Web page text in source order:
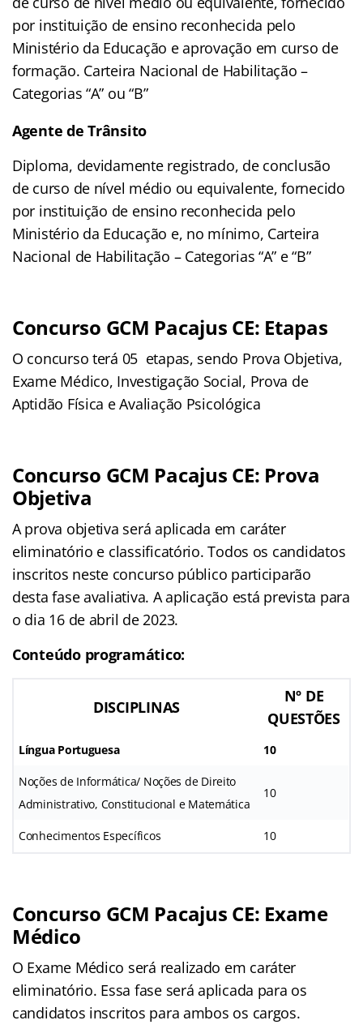
por instituição de ensino reconhecida pelo
Ministério da Educação e aprovação em curso de
formação. Carteira Nacional de Habilitação –
Categorias “A” ou “B”
Agente de Trânsito
Diploma, devidamente registrado, de conclusão
de curso de nível médio ou equivalente, fornecido
por instituição de ensino reconhecida pelo
Ministério da Educação e, no mínimo, Carteira
Nacional de Habilitação – Categorias “A” e “B”
Concurso GCM Pacajus CE: Etapas
O concurso terá 05 etapas, sendo Prova Objetiva,
Exame Médico, Investigação Social, Prova de
Aptidão Física e Avaliação Psicológica
Concurso GCM Pacajus CE: Prova
Objetiva
A prova objetiva será aplicada em caráter
eliminatório e classificatório. Todos os candidatos
inscritos neste concurso público participarão
desta fase avaliativa. A aplicação está prevista para
o dia 16 de abril de 2023.
Conteúdo programático:
DISCIPLINAS
Nº DE
QUESTÕES
Língua Portuguesa 10
Noções de Informática/ Noções de Direito
Administrativo, Constitucional e Matemática
10
Conhecimentos Específicos 10
Concurso GCM Pacajus CE: Exame
Médico
O Exame Médico será realizado em caráter
eliminatório. Essa fase será aplicada para os
candidatos inscritos para ambos os cargos.